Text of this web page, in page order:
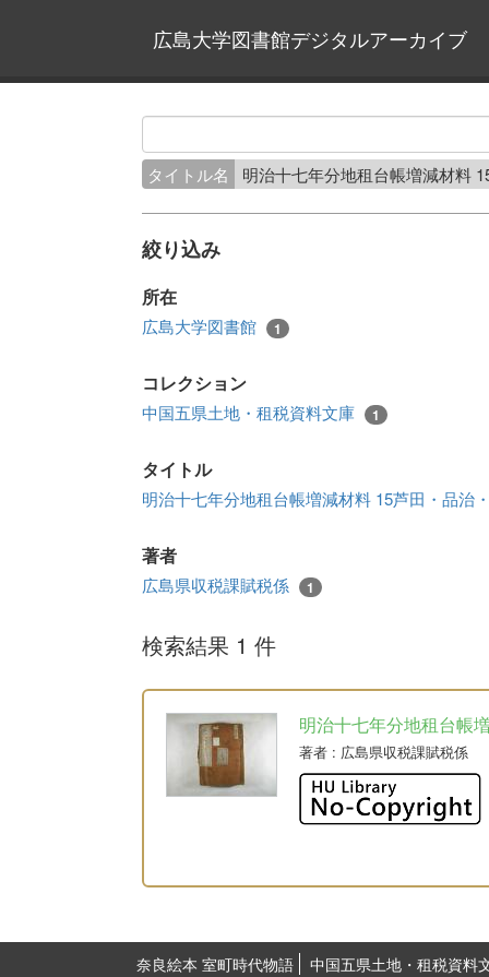
広島大学図書館デジタルアーカイブ
タイトル名 明治十七年分地租台帳増減材料
絞り込み
所在
広島大学図書館 1
コレクション
中国五県土地・租税資料文庫 1
タイトル
明治十七年分地租台帳増減材料 15芦田・品治
著者
広島県収税課賦税係 1
検索結果 1 件
明治十七年分地租台帳
著者 : 広島県収税課賦税係
奈良絵本 室町時代物語
中国五県土地・租税資料